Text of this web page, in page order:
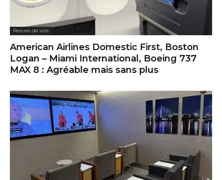
Revues de vols
American Airlines Domestic First, Boston
Logan – Miami International, Boeing 737
MAX 8 : Agréable mais sans plus